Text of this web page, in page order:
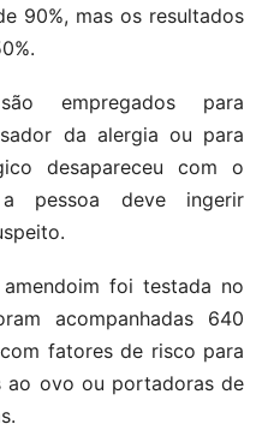
90%, mas os resultados
empregados para
da alergia ou para
desapareceu com o
pessoa deve ingerir
foi testada no
acompanhadas 640
fatores de risco para
ao ovo ou portadoras de